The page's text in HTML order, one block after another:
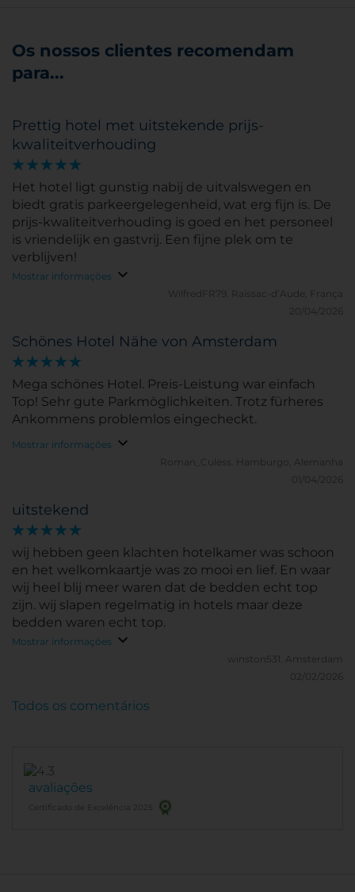
Os nossos clientes recomendam
para...
Prettig hotel met uitstekende prijs-
kwaliteitverhouding
Het hotel ligt gunstig nabij de uitvalswegen en
biedt gratis parkeergelegenheid, wat erg fijn is. De
prijs-kwaliteitverhouding is goed en het personeel
is vriendelijk en gastvrij. Een fijne plek om te
verblijven!
Mostrar informações
WilfredFR79.
Raissac-d’Aude, França
20/04/2026
Schönes Hotel Nähe von Amsterdam
Mega schönes Hotel. Preis-Leistung war einfach
Top! Sehr gute Parkmöglichkeiten. Trotz fürheres
Ankommens problemlos eingecheckt.
Mostrar informações
Roman_Culess.
Hamburgo, Alemanha
01/04/2026
uitstekend
wij hebben geen klachten hotelkamer was schoon
en het welkomkaartje was zo mooi en lief. En waar
wij heel blij meer waren dat de bedden echt top
zijn. wij slapen regelmatig in hotels maar deze
bedden waren echt top.
Mostrar informações
winston531. Amsterdam
02/02/2026
avaliações
Certificado de Excelência 2025
Todos os comentários